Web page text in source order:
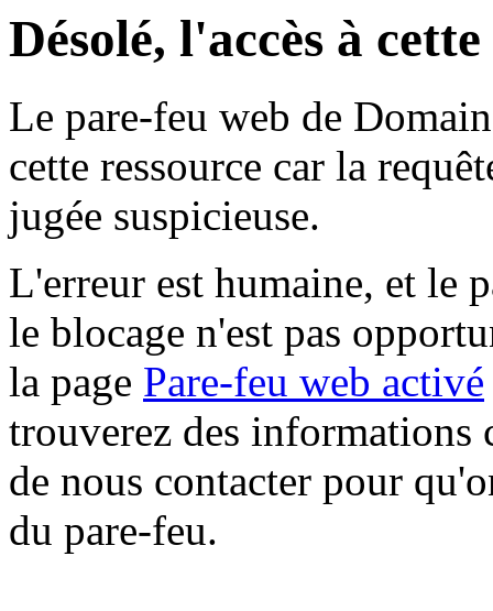
Désolé, l'accès à
Le pare-feu web de
cette ressource car la
jugée suspicieuse.
L'erreur est humaine, et le
le blocage n'est pas
la page Pare-feu web activé
trouverez des informations
de nous contacter pour
du pare-feu.